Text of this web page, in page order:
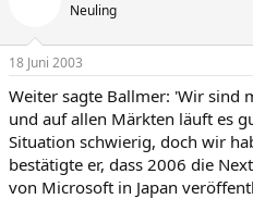
e
r
l
t
m
Neuling
18 Juni 2003
Weiter sagte Ballmer: 'Wir sind
und auf allen Märkten läuft es
Situation schwierig, doch wir
bestätigte er, dass 2006 die
von Microsoft in Japan